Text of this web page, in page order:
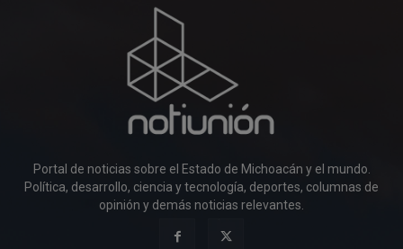
Portal de noticias sobre el Estado de Michoacán y el mundo.
Política, desarrollo, ciencia y tecnología, deportes, columnas de
opinión y demás noticias relevantes.